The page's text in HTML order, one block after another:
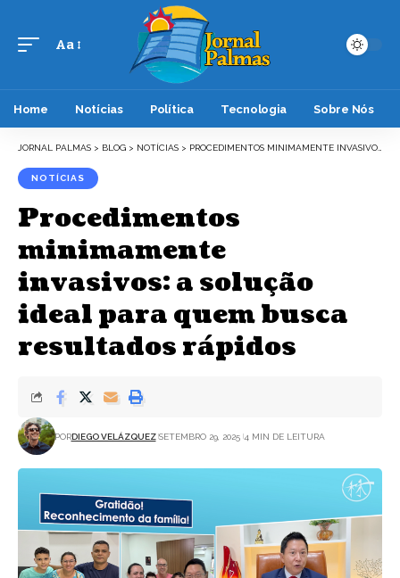
Font
Aa
Home Notícias Política Tecnologia Sobre Nós
JORNAL PALMAS > BLOG > NOTÍCIAS > PROCEDIMENTOS MINIMAMENTE INVASIVOS: A SOLUÇÃO IDEAL PARA QUEM BUSCA RESULTADOS RÁPIDOS
NOTÍCIAS
Procedimentos
minimamente
invasivos: a solução
ideal para quem busca
resultados rápidos
PORDIEGO VELÁZQUEZ SETEMBRO 29, 2025 4 MIN DE LEITURA